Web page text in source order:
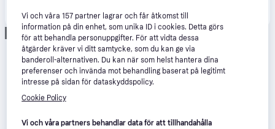
Annons
Vi och våra157 partner lagrar och får åtkomst till
information på din enhet, som unika ID i cookies. Detta görs
för att behandla personuppgifter. För att vidta dessa
åtgärder kräver vi ditt samtycke, som du kan ge via
banderoll-alternativen. Du kan när som helst hantera dina
preferenser och invända mot behandling baserat på legitimt
intresse på sidan för dataskyddspolicy.
Cookie Policy
Vi och våra partners behandlar data för att tillhandahålla